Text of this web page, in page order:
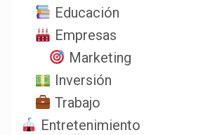
Educación
Empresas
Marketing
Inversión
Trabajo
Entretenimiento